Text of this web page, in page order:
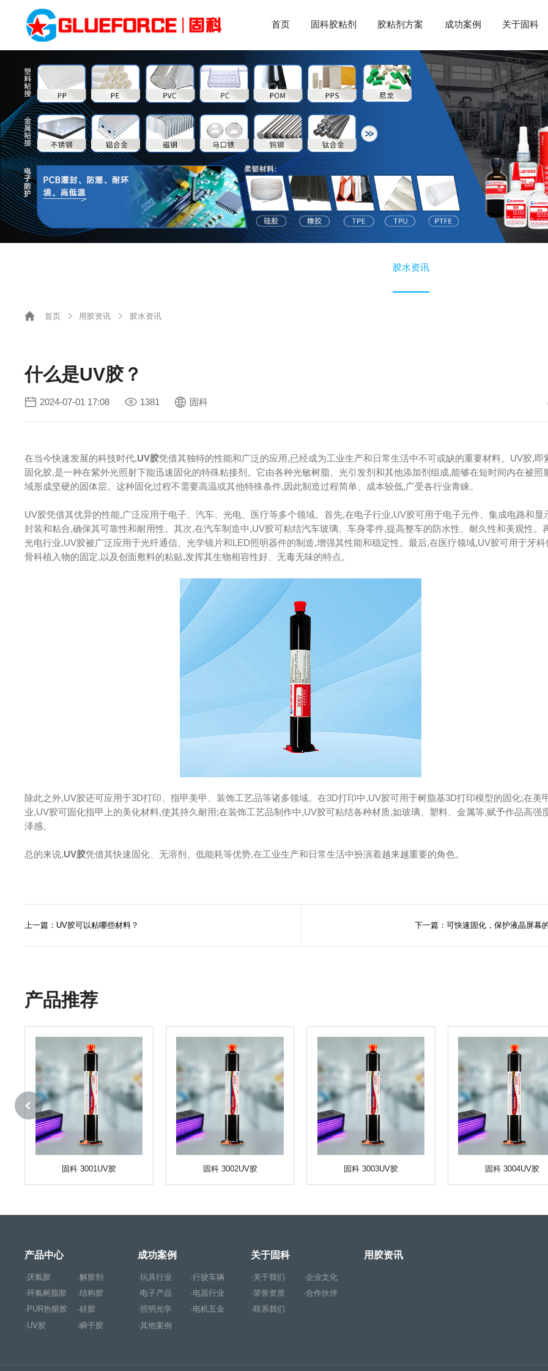
首页 固科胶粘剂 胶粘剂方案 成功案例 关于固科
胶水资讯
首页 用胶资讯 胶水资讯
什么是UV胶？
2024-07-01 17:08 1381 固科
在当今快速发展的科技时代,UV胶凭借其独特的性能和广泛的应用,已经成为工业生产和日常生活中不可或缺的重要材料。UV胶,即
固化胶,是一种在紫外光照射下能迅速固化的特殊粘接剂。它由各种光敏树脂、光引发剂和其他添加剂组成,能够在短时间内在被照
域形成坚硬的固体层。这种固化过程不需要高温或其他特殊条件,因此制造过程简单、成本较低,广受各行业青睐。
UV胶凭借其优异的性能,广泛应用于电子、汽车、光电、医疗等多个领域。首先,在电子行业,UV胶可用于电子元件、集成电路和显
封装和粘合,确保其可靠性和耐用性。其次,在汽车制造中,UV胶可粘结汽车玻璃、车身零件,提高整车的防水性、耐久性和美观性。
光电行业,UV胶被广泛应用于光纤通信、光学镜片和LED照明器件的制造,增强其性能和稳定性。最后,在医疗领域,UV胶可用于牙科
骨科植入物的固定,以及创面敷料的粘贴,发挥其生物相容性好、无毒无味的特点。
除此之外,UV胶还可应用于3D打印、指甲美甲、装饰工艺品等诸多领域。在3D打印中,UV胶可用于树脂基3D打印模型的固化;在美
业,UV胶可固化指甲上的美化材料,使其持久耐用;在装饰工艺品制作中,UV胶可粘结各种材质,如玻璃、塑料、金属等,赋予作品高强
泽感。
总的来说,UV胶凭借其快速固化、无溶剂、低能耗等优势,在工业生产和日常生活中扮演着越来越重要的角色。
上一篇：UV胶可以粘哪些材料？ 下一篇：可快速固化，保护液晶屏幕
产品推荐
固科 3001UV胶 固科 3002UV胶 固科 3003UV胶 固科 3004UV胶
产品中心
·厌氧胶
·解胶剂
·环氧树脂胶
·结构胶
·PUR热熔胶
·硅胶
·UV胶
·瞬干胶
成功案例
·玩具行业
·行驶车辆
·电子产品
·电器行业
·照明光学
·电机五金
·其他案例
关于固科
·关于我们
·企业文化
·荣誉资质
·合作伙伴
·联系我们
用胶资讯